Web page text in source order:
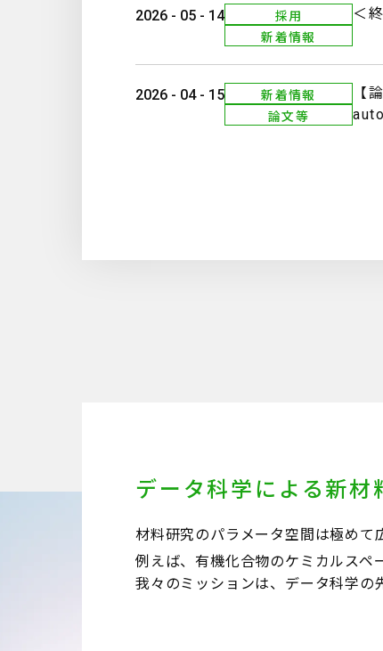
2026 - 05 - 14
採用
新着情報
＜
2026 - 04 - 15
新着情報
論文等
【
データ科学による新材
材料研究のパラメータ空間は極めて
例えば、有機化合物のケミカルスペ
我々のミッションは、データ科学の